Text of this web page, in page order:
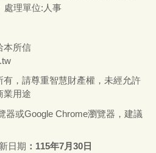
處理單位:人事
本所信
，請尊重智慧財產權，未經允許
業用途
器或Google Chrome瀏覽器，建議
日期 115年7月30日